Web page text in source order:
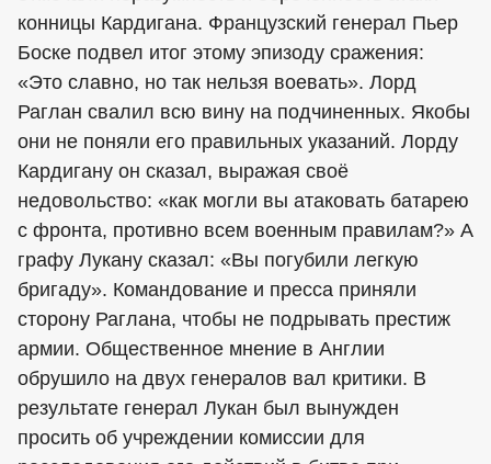
конницы Кардигана. Французский генерал Пьер
Боске подвел итог этому эпизоду сражения:
«Это славно, но так нельзя воевать». Лорд
Раглан свалил всю вину на подчиненных. Якобы
они не поняли его правильных указаний. Лорду
Кардигану он сказал, выражая своё
недовольство: «как могли вы атаковать батарею
с фронта, противно всем военным правилам?» А
графу Лукану сказал: «Вы погубили легкую
бригаду». Командование и пресса приняли
сторону Раглана, чтобы не подрывать престиж
армии. Общественное мнение в Англии
обрушило на двух генералов вал критики. В
результате генерал Лукан был вынужден
просить об учреждении комиссии для